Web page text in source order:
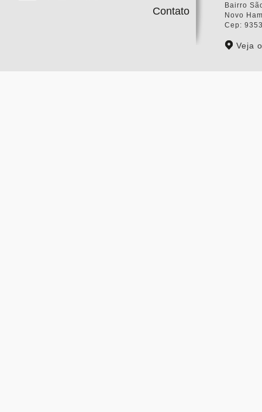
Contato
Bairro
Novo
Cep:
Veja